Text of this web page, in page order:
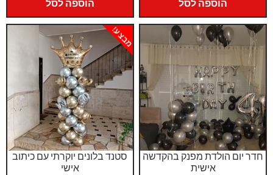
הוספה לסל
₪419.
₪379.
הוספה לסל
סטנד בלונים יוקרתי עם כיתוב
אישי
מבצע!
חדר יום הולדת מפנק בהקדשה
אישית